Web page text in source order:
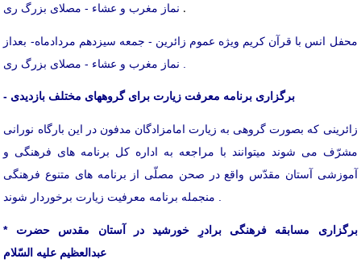
نماز مغرب و عشاء - مصلای بزرگ ری .
محفل انس با قرآن کریم ویژه عموم زائرین - جمعه سیزدهم مردادماه- بعداز
- برگزاری برنامه معرفت زیارت برای گروههای مختلف بازدیدی
زائرینی که بصورت گروهی به زیارت امامزادگان مدفون در این بارگاه نورانی
مشرّف می شوند میتوانند با مراجعه به اداره کل برنامه های فرهنگی و
آموزشی آستان مقدّس واقع در صحن مصلّی از برنامه های متنوع فرهنگی
* برگزاری مسابقه فرهنگی برادرِ خورشید در آستان مقدس حضرت
عبدالعظیم علیه السّلام